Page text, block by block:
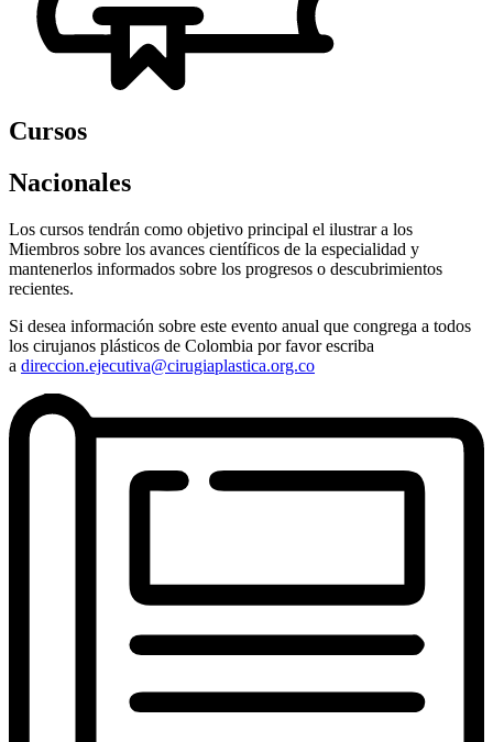
Cursos
Nacionales
Los cursos tendrán como objetivo principal el ilustrar a los
Miembros sobre los avances científicos de la especialidad y
mantenerlos informados sobre los progresos o descubrimientos
recientes.
Si desea información sobre este evento anual que congrega a todos
los cirujanos plásticos de Colombia por favor escriba
a direccion.ejecutiva@cirugiaplastica.org.co